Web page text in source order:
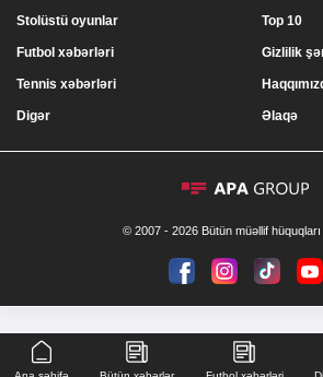
Stolüstü oyunlar Top 10
Futbol xəbərləri
Tennis xəbərləri
Digər
Gizlilik
Əlaqə
© 2007 - 2026 Bütün müəllif hüquqları